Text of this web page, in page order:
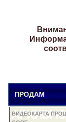
ПРОДАМ
ВИДЕОКАРТА